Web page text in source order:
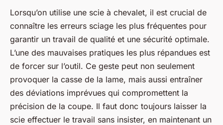
Lorsqu’on utilise une scie à chevalet, il est crucial de
connaître les erreurs sciage les plus fréquentes pour
garantir un travail de qualité et une sécurité optimale.
L’une des mauvaises pratiques les plus répandues est
de forcer sur l’outil. Ce geste peut non seulement
provoquer la casse de la lame, mais aussi entraîner
des déviations imprévues qui compromettent la
précision de la coupe. Il faut donc toujours laisser la
scie effectuer le travail sans insister, en maintenant un